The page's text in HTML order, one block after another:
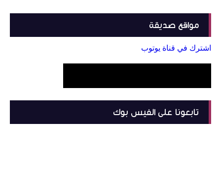
مواقع صديقة
اشترك في قناة يوتوب
تابعونا على الفيس بوك